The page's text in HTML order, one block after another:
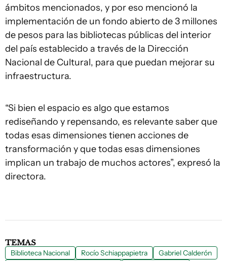
ámbitos mencionados, y por eso mencionó la
implementación de un fondo abierto de 3 millones
de pesos para las bibliotecas públicas del interior
del país establecido a través de la Dirección
Nacional de Cultural, para que puedan mejorar su
infraestructura.
“Si bien el espacio es algo que estamos
rediseñando y repensando, es relevante saber que
todas esas dimensiones tienen acciones de
transformación y que todas esas dimensiones
implican un trabajo de muchos actores”, expresó la
directora.
TEMAS
Biblioteca Nacional Rocío Schiappapietra
Gabriel Calderón